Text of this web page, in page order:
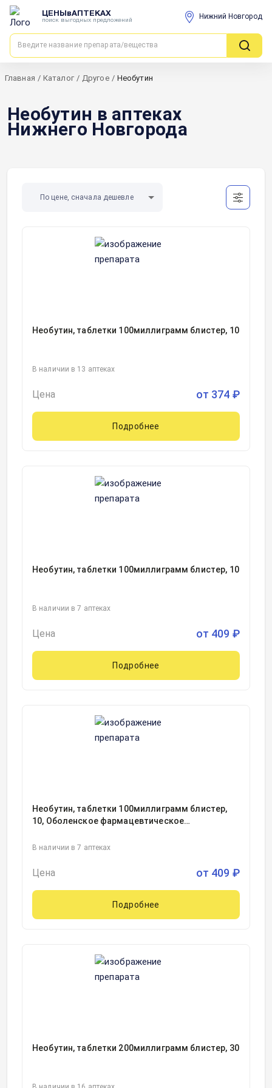
ЦЕНЫвАПТЕКАХ
поиск выгодных предложений Нижний Новгород
Главная / Каталог / Другое / Необутин
Необутин в аптеках
Нижнего Новгорода
По цене, сначала дешевле
Необутин, таблетки 100миллиграмм блистер, 10
В наличии в 13 аптеках
Цена от 374 ₽
Подробнее
Необутин, таблетки 100миллиграмм блистер, 10
В наличии в 7 аптеках
Цена от 409 ₽
Подробнее
Необутин, таблетки 100миллиграмм блистер,
10, Оболенское фармацевтическое
В наличии в 7 аптеках
Цена от 409 ₽
Подробнее
Необутин, таблетки 200миллиграмм блистер, 30